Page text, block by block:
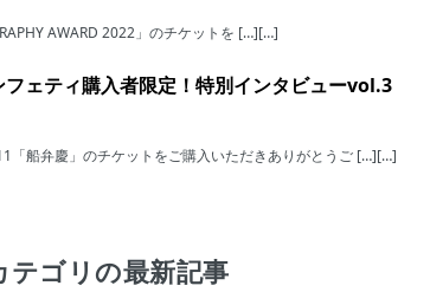
AWARD 2022」のチケットを […][…]
ェティ購入者限定！特別インタビューvol.3
「船弁慶」のチケットをご購入いただきありがとうご […][…]
テゴリの最新記事